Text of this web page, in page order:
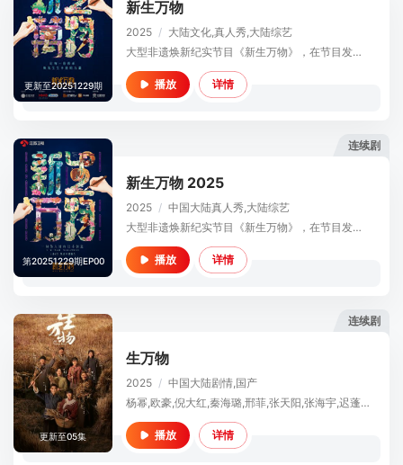
更新至20251229期
新生万物
2025 / 大陆文化,真人秀,大陆综艺
大型非遗焕新纪实节目《新生万物》，在节目发起人、资深媒体人杨澜的带领下，一场联结传统灵魂与当代创想的“焕新”之旅启程。本季节目将深入东阳、苏州、杭州等底蕴深厚的城市，探寻民族乐器制作、木雕、宋锦织造等
播放 详情
连续剧
第20251229期EP00
新生万物 2025
2025 / 中国大陆真人秀,大陆综艺
大型非遗焕新纪实节目《新生万物》，在节目发起人、资深媒体人杨澜的带领下，一场联结传统灵魂与当代创想的“焕新”之旅启程。本季节目将深入东阳、苏州、杭州等底蕴深厚的城市，探寻民族乐器制作、木雕、宋锦织造等
播放 详情
连续剧
更新至05集
生万物
2025 / 中国大陆剧情,国产
杨幂,欧豪,倪大红,秦海璐,邢菲,张天阳,张海宇,迟蓬,孙绍龙,林永健,蓝盈莹,赵达,宋家腾,潘之琳,艾东,于震
播放 详情